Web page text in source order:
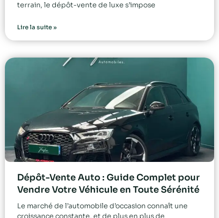
terrain, le dépôt-vente de luxe s’impose
Lire la suite »
Dépôt-Vente Auto : Guide Complet pour
Vendre Votre Véhicule en Toute Sérénité
Le marché de l’automobile d’occasion connaît une
croissance constante, et de plus en plus de